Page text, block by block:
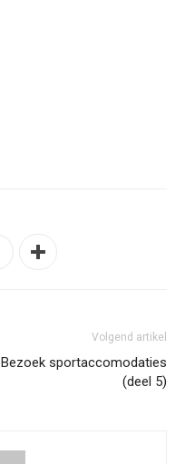
Volgend artikel
Bezoek sportaccomodaties
(deel 5)